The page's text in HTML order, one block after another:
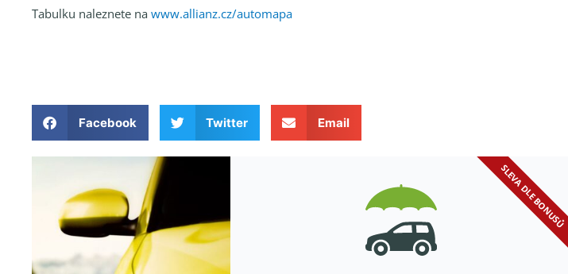
Tabulku naleznete na www.allianz.cz/automapa
Facebook Twitter Email
SLEVA DLE BONUSŮ